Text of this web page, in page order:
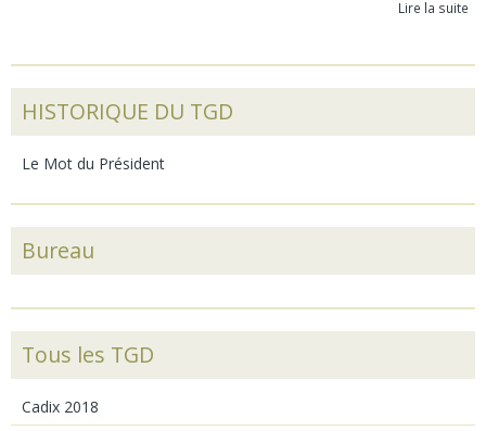
Lire la suite
HISTORIQUE DU TGD
Le Mot du Président
Bureau
Tous les TGD
Cadix 2018